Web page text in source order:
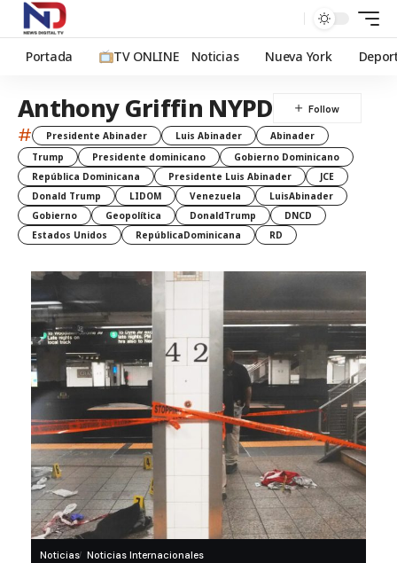
Portada TV ONLINE Noticias Nueva York
Anthony Griffin NYPD
# Presidente Abinader Luis Abinader
Abinader
Trump
Presidente dominicano
Gobierno Dominicano
República Dominicana
Presidente Luis Abinader
JCE
Donald Trump
LIDOM Venezuela
LuisAbinader
Gobierno
Geopolítica DonaldTrump
DNCD
Estados Unidos
RepúblicaDominicana RD
Noticias Noticias Internacionales